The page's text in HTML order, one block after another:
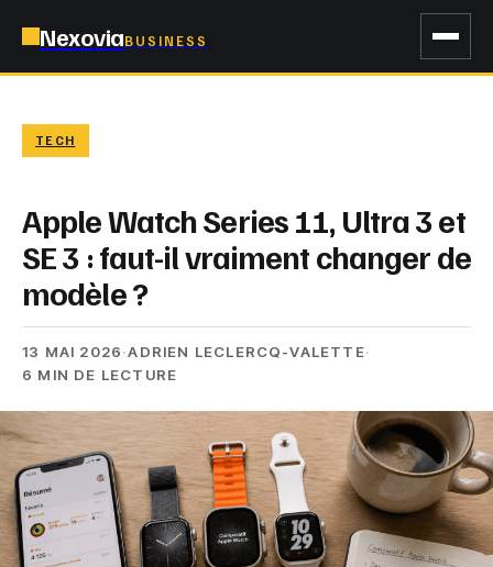
NexoviaBUSINESS
TECH
Apple Watch Series 11, Ultra 3 et
SE 3 : faut-il vraiment changer de
modèle ?
13 MAI 2026·ADRIEN LECLERCQ-VALETTE·
6 MIN DE LECTURE